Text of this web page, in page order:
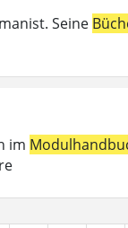
Seine
im